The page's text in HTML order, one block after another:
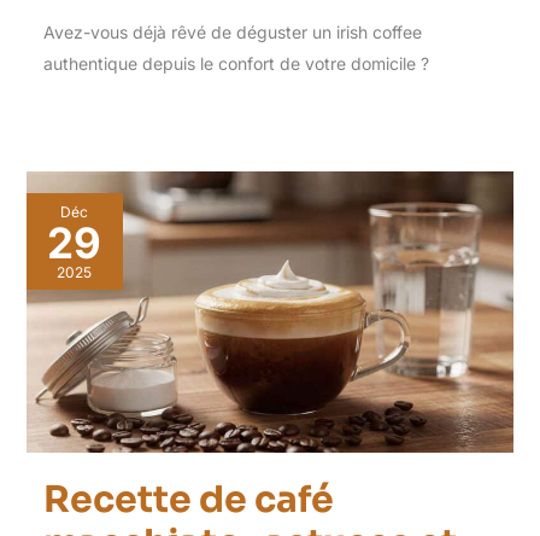
Avez-vous déjà rêvé de déguster un irish coffee
authentique depuis le confort de votre domicile ?
Déc
29
2025
Recette de café